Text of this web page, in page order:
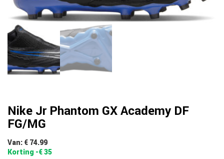
Nike Jr Phantom GX Academy DF
FG/MG
Van: € 74.99
Korting -€ 35